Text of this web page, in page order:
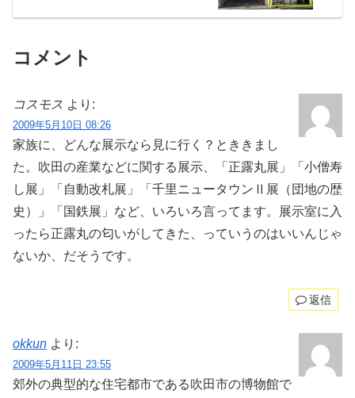
コメント
コスモス より:
2009年5月10日 08:26
家族に、どんな展示なら見に行く？とききまし
た。吹田の産業などに関する展示、「正露丸展」「小僧寿
し展」「自動改札展」「千里ニュータウンⅡ展（団地の歴
史）」「国鉄展」など、いろいろ言ってます。展示室に入
ったら正露丸の匂いがしてきた、っていうのはいいんじゃ
ないか、だそうです。
返信
okkun より:
2009年5月11日 23:55
郊外の典型的な住宅都市である吹田市の博物館で